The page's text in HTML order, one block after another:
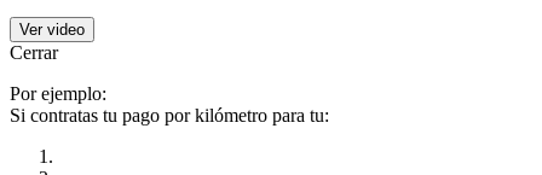
Ver video
Cerrar
Por ejemplo:
Si contratas tu pago por kilómetro para tu: